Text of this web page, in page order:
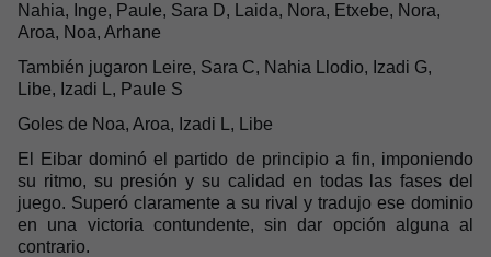
Nahia, Inge, Paule, Sara D, Laida, Nora, Etxebe, Nora,
Aroa, Noa, Arhane
También jugaron Leire, Sara C, Nahia Llodio, Izadi G,
Libe, Izadi L, Paule S
Goles de Noa, Aroa, Izadi L, Libe
El Eibar dominó el partido de principio a fin, imponiendo
su ritmo, su presión y su calidad en todas las fases del
juego. Superó claramente a su rival y tradujo ese dominio
en una victoria contundente, sin dar opción alguna al
contrario.